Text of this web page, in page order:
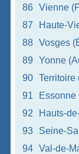
86
Vienne
87
Haute-
88
Vosges
89
Yonne
90
Territoire
91
Essonne
92
Hauts-
93
Seine-
94
Val-de-